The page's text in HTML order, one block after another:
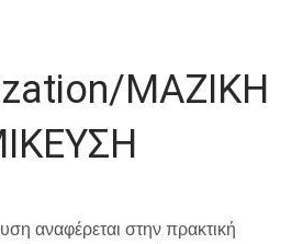
MΑΖΙΚΗ
αναφέρεται στην πρακτική